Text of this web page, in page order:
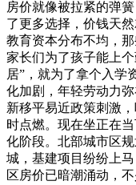
房价就像被拉紧的弹
了更多选择，价钱天
教育资本分布不均，
家长们为了孩子能上
居”，就为了拿个入学
化加剧，年轻劳动力
新移平易近政策刺激
时点燃。现在坐正在
化阶段。北部城市区
城，基建项目纷纷上
区房价已暗潮涌动，